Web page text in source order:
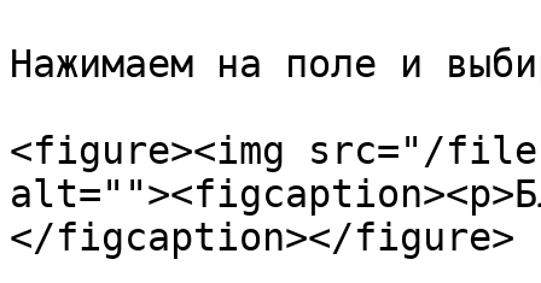
Нажимаем на поле и
<figure><img src="/files/
</figcaption></figure>